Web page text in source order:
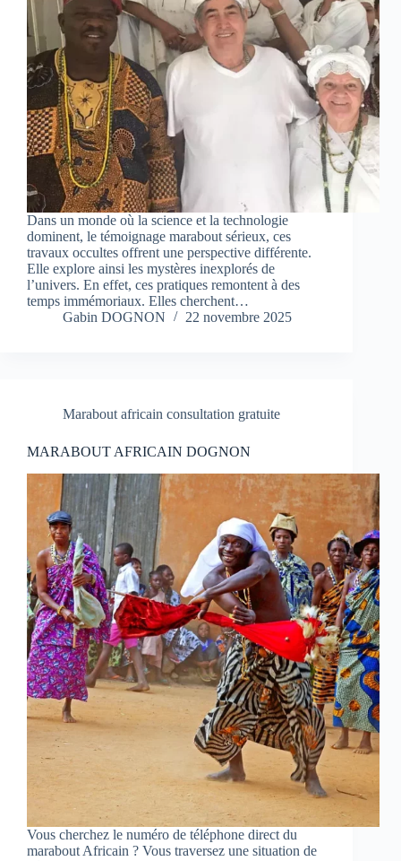
Dans un monde où la science et la technologie
dominent, le témoignage marabout sérieux, ces
travaux occultes offrent une perspective différente.
Elle explore ainsi les mystères inexplorés de
l’univers. En effet, ces pratiques remontent à des
temps immémoriaux. Elles cherchent…
Gabin DOGNON
22 novembre 2025
Marabout africain consultation gratuite
MARABOUT AFRICAIN DOGNON
Vous cherchez le numéro de téléphone direct du
marabout Africain ? Vous traversez une situation de